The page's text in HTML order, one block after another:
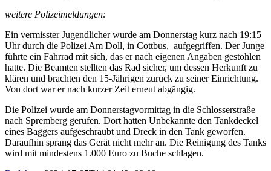
weitere Polizeimeldungen:
Ein vermisster Jugendlicher wurde am Donnerstag kurz nach 19:15
Uhr durch die Polizei Am Doll, in Cottbus, aufgegriffen. Der Junge
führte ein Fahrrad mit sich, das er nach eigenen Angaben gestohlen
hatte. Die Beamten stellten das Rad sicher, um dessen Herkunft zu
klären und brachten den 15-Jährigen zurück zu seiner Einrichtung.
Von dort war er nach kurzer Zeit erneut abgängig.
Die Polizei wurde am Donnerstagvormittag in die Schlosserstraße
nach Spremberg gerufen. Dort hatten Unbekannte den Tankdeckel
eines Baggers aufgeschraubt und Dreck in den Tank geworfen.
Daraufhin sprang das Gerät nicht mehr an. Die Reinigung des Tanks
wird mit mindestens 1.000 Euro zu Buche schlagen.